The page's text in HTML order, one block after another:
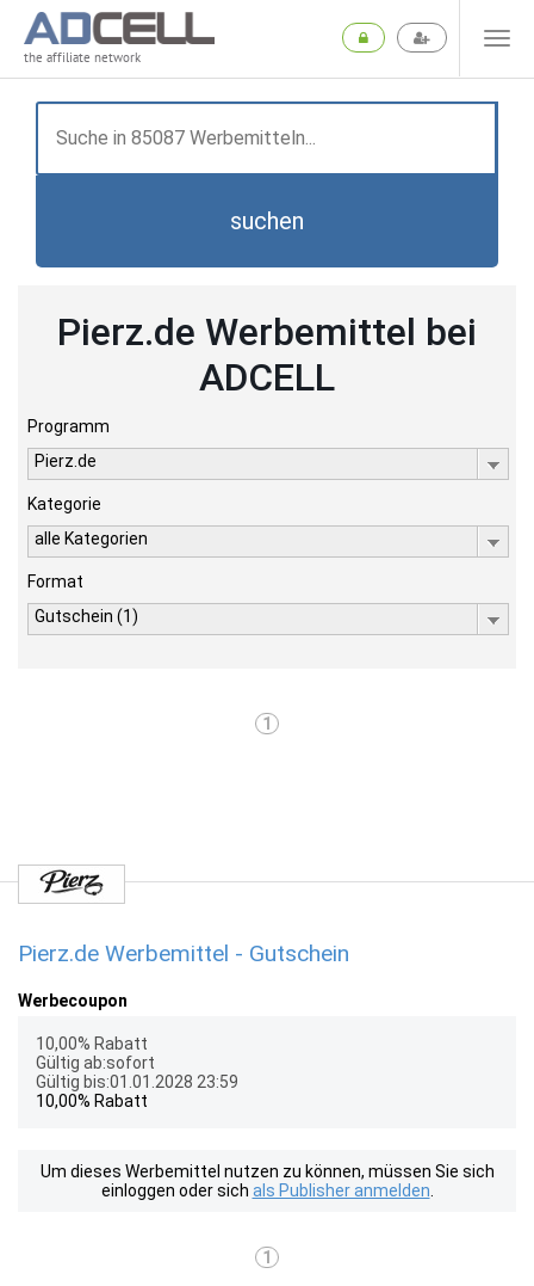
the affiliate network
suchen
Pierz.de Werbemittel bei
ADCELL
Programm
Pierz.de
Kategorie
alle Kategorien
Format
Gutschein (1)
1
Pierz.de Werbemittel - Gutschein
Werbecoupon
10,00% Rabatt
Gültig ab:sofort
Gültig bis:01.01.2028 23:59
10,00% Rabatt
Um dieses Werbemittel nutzen zu können, müssen Sie sich
einloggen oder sich als Publisher anmelden
1